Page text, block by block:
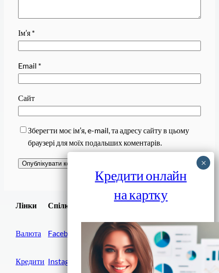
Ім’я *
Email *
Сайт
Зберегти моє ім’я, e-mail, та адресу сайту в цьому
браузері для моїх подальших коментарів.
Лінки
Валюта
Кредити
Спілки
Facebook
Instagram
Завантажити
Кредити онлайн
на картку